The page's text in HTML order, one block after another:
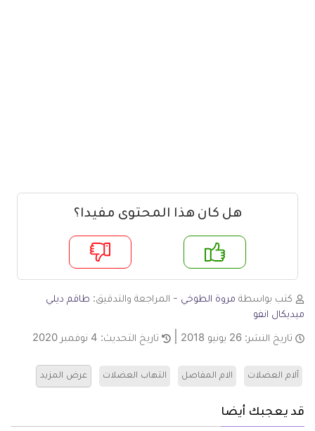
هل كان هذا المحتوى مفيدا؟
لا
كتب بواسطة مروة الطوخي - المراجعة والتدقيق: طاقم ديلي
ميديكال انفو
تاريخ النشر: 26 يونيو 2018 تاريخ التحديث: 4 نوفمبر 2020
آلام العضلات الام المفاصل التهاب العضلات عرض المزيد
قد يعجبك أيضا